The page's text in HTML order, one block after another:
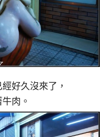
好久沒來了，
肉。